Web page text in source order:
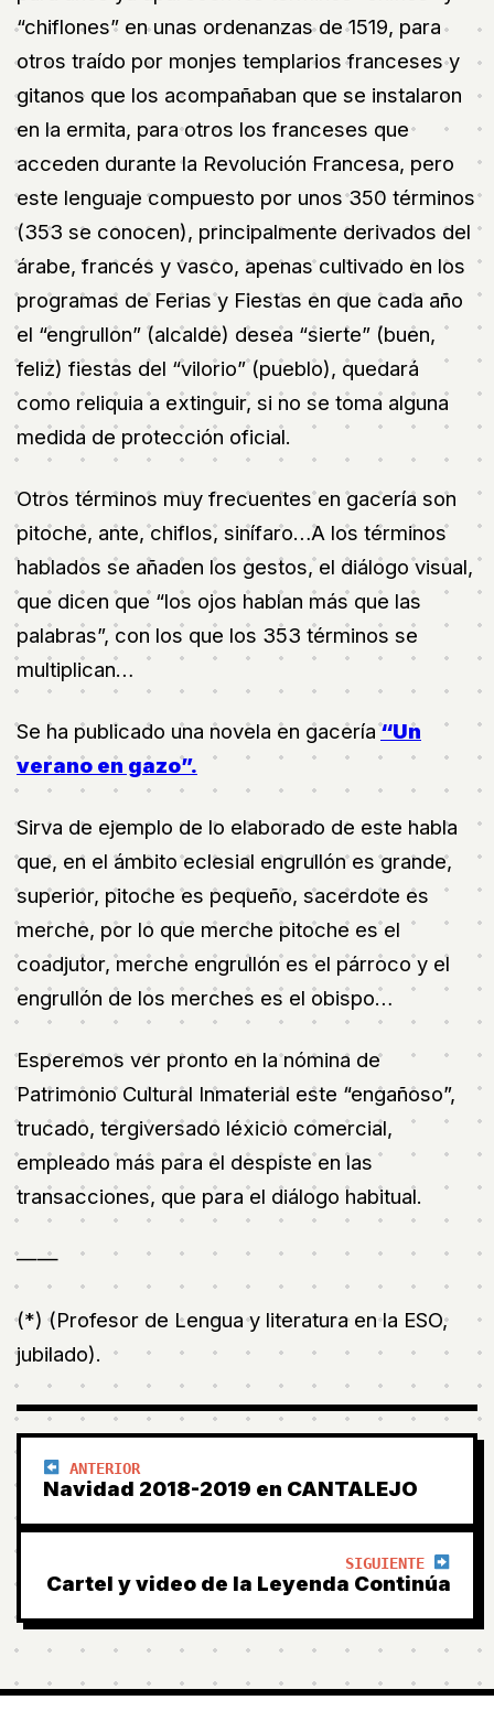
“chiflones” en unas ordenanzas de 1519, para
otros traído por monjes templarios franceses y
gitanos que los acompañaban que se instalaron
en la ermita, para otros los franceses que
acceden durante la Revolución Francesa, pero
este lenguaje compuesto por unos 350 términos
(353 se conocen), principalmente derivados del
árabe, francés y vasco, apenas cultivado en los
programas de Ferias y Fiestas en que cada año
el “engrullon” (alcalde) desea “sierte” (buen,
feliz) fiestas del “vilorio” (pueblo), quedará
como reliquia a extinguir, si no se toma alguna
medida de protección oficial.
Otros términos muy frecuentes en gacería son
pitoche, ante, chiflos, sinífaro…A los términos
hablados se añaden los gestos, el diálogo visual,
que dicen que “los ojos hablan más que las
palabras”, con los que los 353 términos se
multiplican…
Se ha publicado una novela en gacería “Un
verano en gazo”.
Sirva de ejemplo de lo elaborado de este habla
que, en el ámbito eclesial engrullón es grande,
superior, pitoche es pequeño, sacerdote es
merche, por lo que merche pitoche es el
coadjutor, merche engrullón es el párroco y el
engrullón de los merches es el obispo…
Esperemos ver pronto en la nómina de
Patrimonio Cultural Inmaterial este “engañoso”,
trucado, tergiversado léxicio comercial,
empleado más para el despiste en las
transacciones, que para el diálogo habitual.
——
(*) (Profesor de Lengua y literatura en la ESO,
jubilado).
ANTERIOR
Navidad 2018-2019 en CANTALEJO
SIGUIENTE
Cartel y video de la Leyenda Continúa